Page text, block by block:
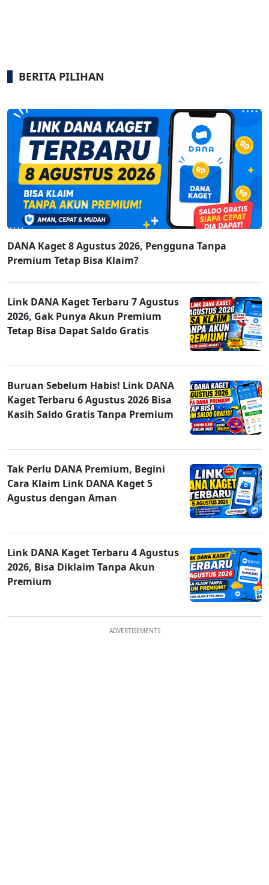
BERITA PILIHAN
DANA Kaget 8 Agustus 2026, Pengguna Tanpa
Premium Tetap Bisa Klaim?
Link DANA Kaget Terbaru 7 Agustus
2026, Gak Punya Akun Premium
Tetap Bisa Dapat Saldo Gratis
Buruan Sebelum Habis! Link DANA
Kaget Terbaru 6 Agustus 2026 Bisa
Kasih Saldo Gratis Tanpa Premium
Tak Perlu DANA Premium, Begini
Cara Klaim Link DANA Kaget 5
Agustus dengan Aman
Link DANA Kaget Terbaru 4 Agustus
2026, Bisa Diklaim Tanpa Akun
Premium
ADVERTISEMENTS